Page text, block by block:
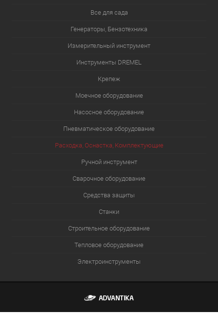
Все для сада
Генераторы, Бензотехника
Измерительный инструмент
Инструменты DREMEL
Крепеж
Моечное оборудование
Насосное оборудование
Пневматическое оборудование
Расходка, Оснастка, Комплектующие
Ручной инструмент
Сварочное оборудование
Средства защиты
Станки
Строительное оборудование
Тепловое оборудование
Электроинструменты